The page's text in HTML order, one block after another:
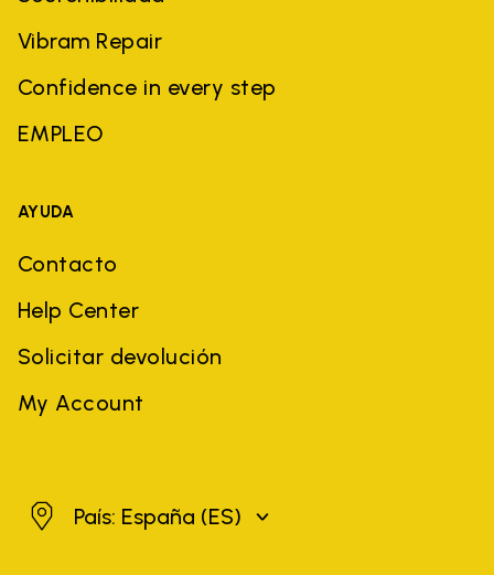
Vibram Repair
Confidence in every step
EMPLEO
AYUDA
Contacto
Help Center
Solicitar devolución
My Account
EspañaPaís: España (ES)